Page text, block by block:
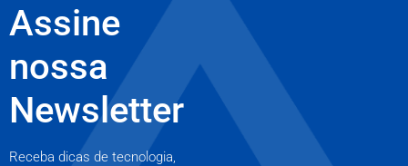
Assine
nossa
Newsletter
Receba dicas de tecnologia,